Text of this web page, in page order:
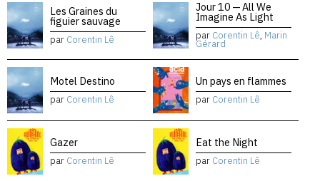
Les Graines du
figuier sauvage
par Corentin Lê
Jour 10 — All We
Imagine As Light
par Corentin Lê, Marin
Gérard
Motel Destino
par Corentin Lê
Un pays en flammes
par Corentin Lê
Gazer
par Corentin Lê
Eat the Night
par Corentin Lê